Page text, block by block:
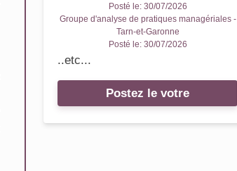
Posté le: 30/07/2026
Groupe d'analyse de pratiques managériales -
Tarn-et-Garonne
Posté le: 30/07/2026
..etc...
Postez le votre